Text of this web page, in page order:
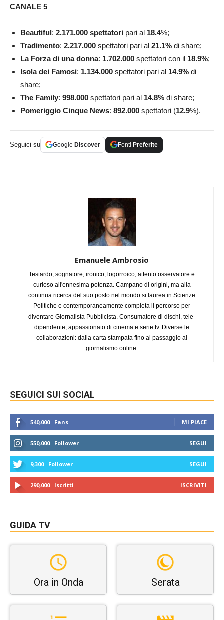
CANALE 5
Beautiful: 2.171.000 spettatori pari al 18.4%;
Tradimento: 2.217.000 spettatori pari al 21.1% di share;
La Forza di una donna: 1.702.000 spettatori con il 18.9%;
Isola dei Famosi: 1.134.000 spettatori pari al 14.9% di
share;
The Family: 998.000 spettatori pari al 14.8% di share;
Pomeriggio Cinque News: 892.000 spettatori (12.9%).
Seguici su Google Discover Fonti Preferite
Emanuele Ambrosio
Testardo, sognatore, ironico, logorroico, attento osservatore e
curioso all'ennesima potenza. Campano di origini, ma alla
continua ricerca del suo posto nel mondo si laurea in Scienze
Politiche e contemporaneamente completa il percorso per
diventare Giornalista Pubblicista. Consumatore di dischi, tele-
dipendente, appassionato di cinema e serie tv. Diverse le
collaborazioni: dalla carta stampata fino al passaggio al
giornalismo online.
SEGUICI SUI SOCIAL
540,000 Fans MI PIACE
550,000 Follower SEGUI
9,300 Follower SEGUI
290,000 Iscritti ISCRIVITI
GUIDA TV
Ora in Onda Serata